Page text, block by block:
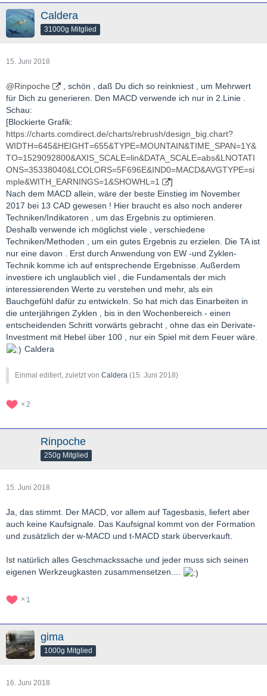
Caldera
31000g Mitglied
15. Juni 2018
@Rinpoche
, schön , daß Du dich so reinkniest , um Mehrwert
für Dich zu generieren. Den MACD verwende ich nur in 2.Linie .
Schau:
[Blockierte Grafik:
https://charts.comdirect.de/charts/rebrush/design_big.chart?
WIDTH=645&HEIGHT=655&TYPE=MOUNTAIN&TIME_SPAN=1Y&
TO=1529092800&AXIS_SCALE=lin&DATA_SCALE=abs&LNOTATI
ONS=35338040&LCOLORS=5F696E&IND0=MACD&AVGTYPE=si
mple&WITH_EARNINGS=1&SHOWHL=1
]
Nach dem MACD allein, wäre der beste Einstieg im November
2017 bei 13 CAD gewesen ! Hier braucht es also noch anderer
Techniken/Indikatoren , um das Ergebnis zu optimieren.
Deshalb verwende ich möglichst viele , verschiedene
Techniken/Methoden , um ein gutes Ergebnis zu erzielen. Die TA ist
nur eine davon . Erst durch Anwendung von EW -und Zyklen-
Technik komme ich auf entsprechende Ergebnisse. Außerdem
investiere ich unglaublich viel , die Fundamentals der mich
interessierenden Werte zu verstehen und mehr, als ein
Bauchgefühl dafür zu entwickeln. So hat mich das Einarbeiten in
die unterjährigen Zyklen , bis in den Wochenbereich - einen
entscheidenden Schritt vorwärts gebracht , ohne das ein Derivate-
Investment mit Hebel über 100 , nur ein Spiel mit dem Feuer wäre.
Caldera
Einmal editiert, zuletzt von Caldera (15. Juni 2018)
2
Rinpoche
250g Mitglied
15. Juni 2018
Ja, das stimmt. Der MACD, vor allem auf Tagesbasis, liefert aber
auch keine Kaufsignale. Das Kaufsignal kommt von der Formation
und zusätzlich der w-MACD und t-MACD stark überverkauft.
Ist natürlich alles Geschmackssache und jeder muss sich seinen
eigenen Werkzeugkasten zusammensetzen....
1
gima
1000g Mitglied
16. Juni 2018